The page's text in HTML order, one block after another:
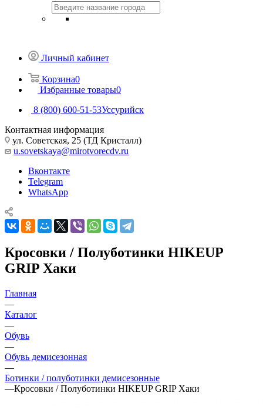
Личный кабинет
Корзина0
Избранные товары0
8 (800) 600-51-53Уссурийск
Контактная информация
ул. Советская, 25 (ТД Кристалл)
u.sovetskaya@mirotvorecdv.ru
Вконтакте
Telegram
WhatsApp
Кросовки / Полуботинки HIKEUP
GRIP Хаки
Главная
—
Каталог
—
Обувь
—
Обувь демисезонная
—
Ботинки / полуботинки демисезонные
—Кросовки / Полуботинки HIKEUP GRIP Хаки